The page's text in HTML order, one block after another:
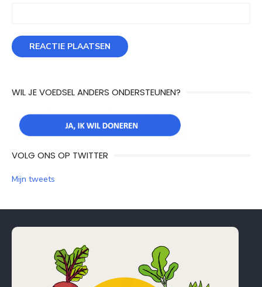
WIL JE VOEDSEL ANDERS ONDERSTEUNEN?
VOLG ONS OP TWITTER
Mijn tweets